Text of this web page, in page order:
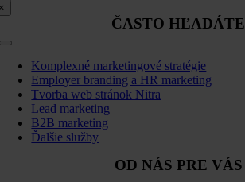
ČASTO HĽADÁTE
Toggle
NavigationKomplexné marketingové stratégie
Employer branding a HR marketing
Tvorba web stránok Nitra
Lead marketing
B2B marketing
Ďalšie služby
OD NÁS PRE VÁS